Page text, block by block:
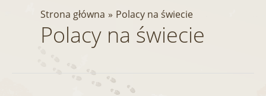
Strona główna Polacy na świecie
Polacy na świecie